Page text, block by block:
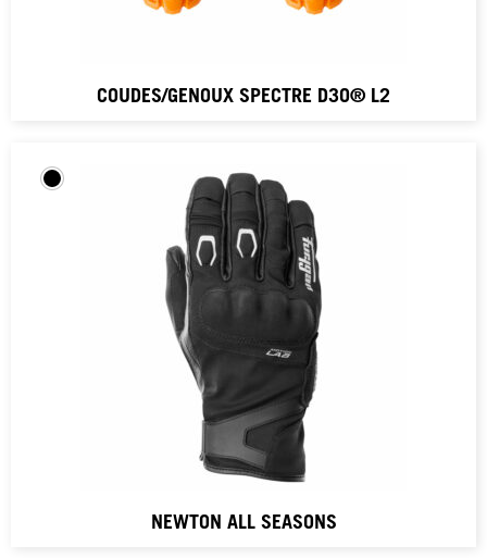
COUDES/GENOUX SPECTRE D3O® L2
NEWTON ALL SEASONS